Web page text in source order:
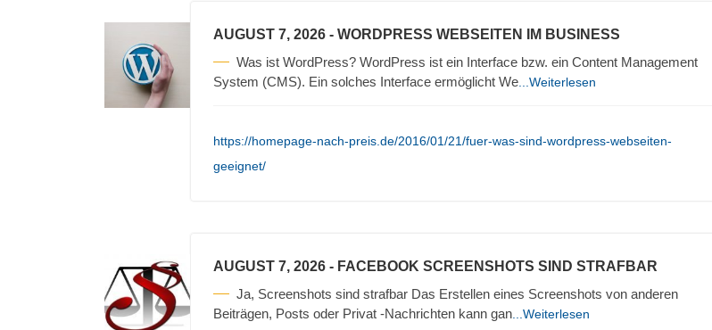
AUGUST 7, 2026 - WORDPRESS WEBSEITEN IM BUSINESS
Was ist WordPress? WordPress ist ein Interface bzw. ein Content Management
System (CMS). Ein solches Interface ermöglicht We ...Weiterlesen
https://homepage-nach-preis.de/2016/01/21/fuer-was-sind-wordpress-webseiten-
geeignet/
AUGUST 7, 2026 - FACEBOOK SCREENSHOTS SIND STRAFBAR
Ja, Screenshots sind strafbar Das Erstellen eines Screenshots von anderen
Beiträgen, Posts oder Privat -Nachrichten kann gan ...Weiterlesen